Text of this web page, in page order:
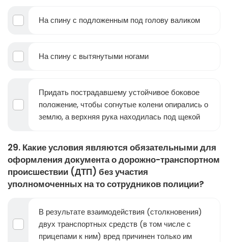
На спину с подложенным под голову валиком
На спину с вытянутыми ногами
Придать пострадавшему устойчивое боковое
положение, чтобы согнутые колени опирались о
землю, а верхняя рука находилась под щекой
29. Какие условия являются обязательными для
оформления документа о дорожно-транспортном
происшествии (ДТП) без участия
уполномоченных на то сотрудников полиции?
В результате взаимодействия (столкновения)
двух транспортных средств (в том числе с
прицепами к ним) вред причинен только им